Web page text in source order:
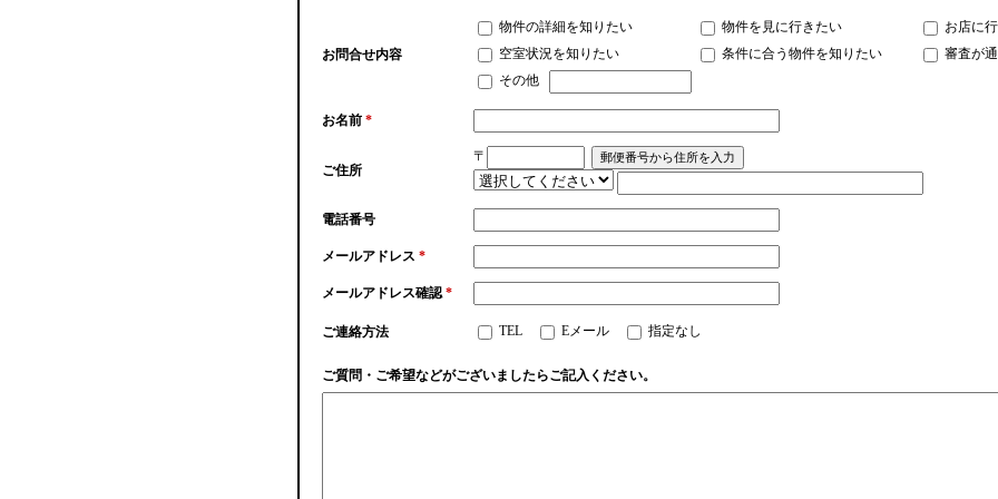
お問合せ内容
物件の詳細を知りたい 物件を見に行きたい
お店に
空室状況を知りたい
条件に合う物件を知りたい
審査が
その他
お名前 *
ご住所
〒
電話番号
メールアドレス *
メールアドレス確認*
ご連絡方法 TEL Eメール 指定なし
ご質問・ご希望などがございましたらご記入ください。